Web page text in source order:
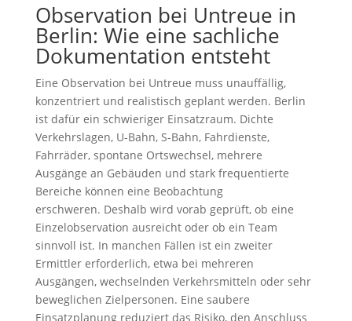
Observation bei Untreue in
Berlin: Wie eine sachliche
Dokumentation entsteht
Eine Observation bei Untreue muss unauffällig,
konzentriert und realistisch geplant werden. Berlin
ist dafür ein schwieriger Einsatzraum. Dichte
Verkehrslagen, U-Bahn, S-Bahn, Fahrdienste,
Fahrräder, spontane Ortswechsel, mehrere
Ausgänge an Gebäuden und stark frequentierte
Bereiche können eine Beobachtung
erschweren. Deshalb wird vorab geprüft, ob eine
Einzelobservation ausreicht oder ob ein Team
sinnvoll ist. In manchen Fällen ist ein zweiter
Ermittler erforderlich, etwa bei mehreren
Ausgängen, wechselnden Verkehrsmitteln oder sehr
beweglichen Zielpersonen. Eine saubere
Einsatzplanung reduziert das Risiko, den Anschluss